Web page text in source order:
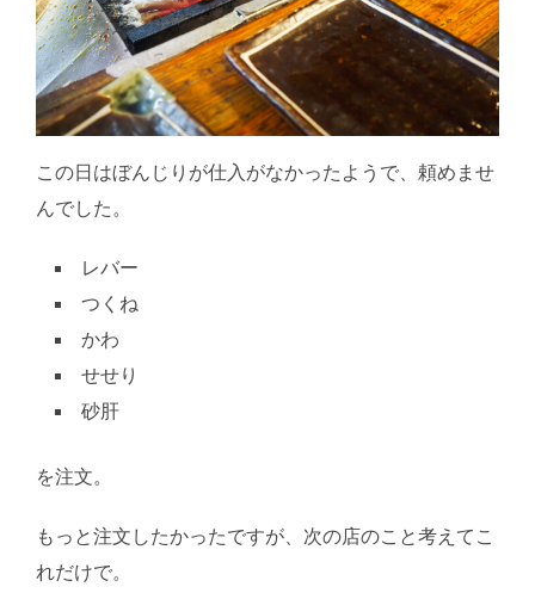
この日はぼんじりが仕入がなかったようで、頼めませ
んでした。
レバー
つくね
かわ
せせり
砂肝
を注文。
もっと注文したかったですが、次の店のこと考えてこ
れだけで。